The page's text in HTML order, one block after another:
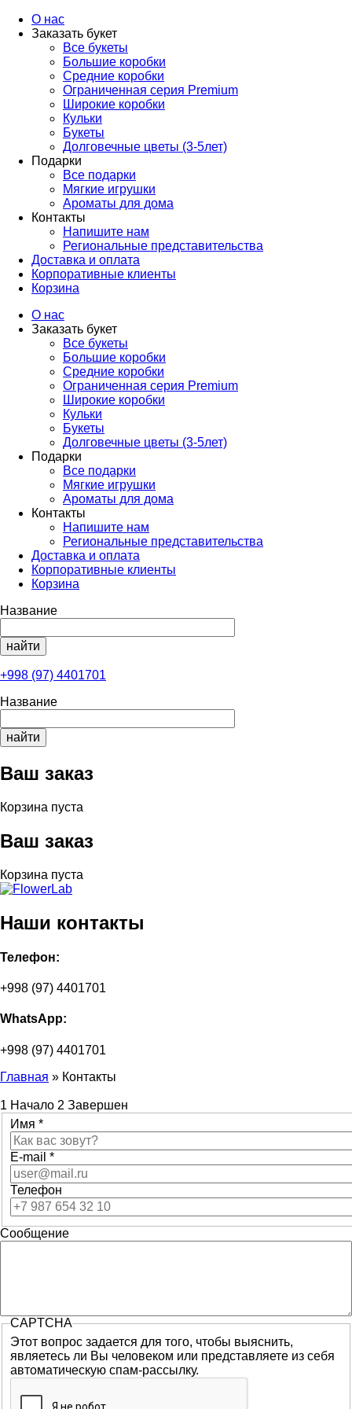
О нас
Заказать букет
Все букеты
Большие коробки
Средние коробки
Ограниченная серия Premium
Широкие коробки
Кульки
Букеты
Долговечные цветы (3-5лет)
Подарки
Все подарки
Мягкие игрушки
Ароматы для дома
Контакты
Напишите нам
Региональные представительства
Доставка и оплата
Корпоративные клиенты
Корзина
О нас
Заказать букет
Все букеты
Большие коробки
Средние коробки
Ограниченная серия Premium
Широкие коробки
Кульки
Букеты
Долговечные цветы (3-5лет)
Подарки
Все подарки
Мягкие игрушки
Ароматы для дома
Контакты
Напишите нам
Региональные представительства
Доставка и оплата
Корпоративные клиенты
Корзина
Название
+998 (97) 4401701
Название
Ваш заказ
Корзина пуста
Ваш заказ
Корзина пуста
Наши контакты
Телефон:
+998 (97) 4401701
WhatsApp:
+998 (97) 4401701
Вы здесь
Главная » Контакты
1 Начало 2 Завершен
Имя *
E-mail *
Телефон
Сообщение
CAPTCHA
Этот вопрос задается для того, чтобы выяснить,
являетесь ли Вы человеком или представляете из себя
автоматическую спам-рассылку.